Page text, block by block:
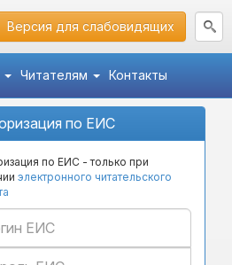
Версия для слабовидящих
Читателям Контакты
по ЕИС
по ЕИС - только при
электронного читательского